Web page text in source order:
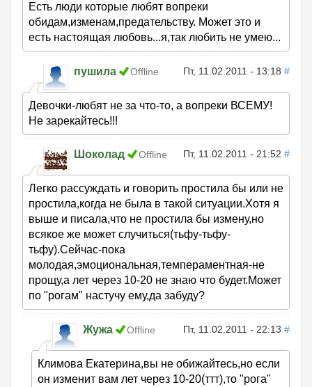
Есть люди которые любят вопреки
обидам,изменам,предательству. Может это и
есть настоящая любовь...я,так любить не умею...
пушила Offline Пт, 11.02.2011 - 13:18 #
Девочки-любят не за что-то, а вопреки ВСЕМУ!
Не зарекайтесь!!!
Шоколад Offline Пт, 11.02.2011 - 21:52 #
Легко рассуждать и говорить простила бы или не
простила,когда не была в такой ситуации.Хотя я
выше и писала,что не простила бы измену,но
всякое же может случиться(тьфу-тьфу-
тьфу).Сейчас-пока
молодая,эмоциональная,темпераментная-не
прощу,а лет через 10-20 не знаю что будет.Может
по "рогам" настучу ему,да забуду?
Жужа Offline Пт, 11.02.2011 - 22:13 #
Климова Екатерина,вы не обижайтесь,но если
он изменит вам лет через 10-20(ттт),то "рога"